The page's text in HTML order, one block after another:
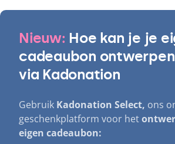
Nieuw: Hoe kan je je
cadeaubon ontwerpen
via Kadonation
Gebruik Kadonation Select, ons
geschenkplatform voor het
eigen cadeaubon: